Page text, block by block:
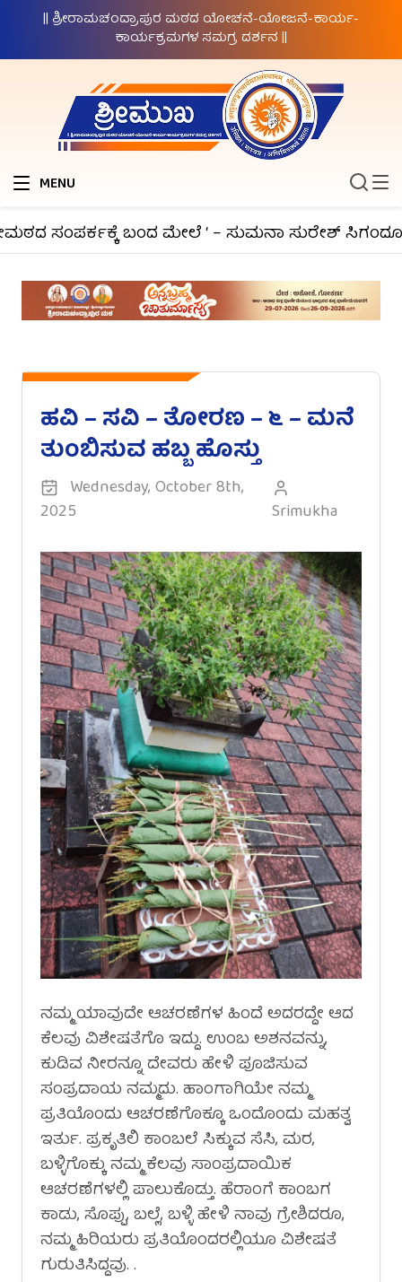
|| ಶ್ರೀರಾಮಚಂದ್ರಾಪುರ ಮಠದ ಯೋಚನೆ-ಯೋಜನೆ-ಕಾರ್ಯ-
ಕಾರ್ಯಕ್ರಮಗಳ ಸಮಗ್ರ ದರ್ಶನ ||
MENU
ಸಂಪರ್ಕಕ್ಕೆ ಬಂದ ಮೇಲೆ ‘ – ಸುಮನಾ ಸುರೇಶ್ ಸಿಗಂದೂರು
ಹವಿ – ಸವಿ – ತೋರಣ – ೬ – ಮನೆ
ತುಂಬಿಸುವ ಹಬ್ಬ ಹೊಸ್ತು
Wednesday, October 8th,
2025
Srimukha
ನಮ್ಮ ಯಾವುದೇ ಆಚರಣೆಗಳ ಹಿಂದೆ ಅದರದ್ದೇ ಆದ
ಕೆಲವು ವಿಶೇಷತೆಗೊ ಇದ್ದು. ಉಂಬ ಅಶನವನ್ನು,
ಕುಡಿವ ನೀರನ್ನೂ ದೇವರು ಹೇಳಿ ಪೂಜಿಸುವ
ಸಂಪ್ರದಾಯ ನಮ್ಮದು. ಹಾಂಗಾಗಿಯೇ ನಮ್ಮ
ಪ್ರತಿಯೊಂದು ಆಚರಣೆಗೊಕ್ಕೂ ಒಂದೊಂದು ಮಹತ್ವ
ಇರ್ತು. ಪ್ರಕೃತಿಲಿ ಕಾಂಬಲೆ ಸಿಕ್ಕುವ ಸೆಸಿ, ಮರ,
ಬಳ್ಳಿಗೊಕ್ಕು ನಮ್ಮ ಕೆಲವು ಸಾಂಪ್ರದಾಯಿಕ
ಆಚರಣೆಗಳಲ್ಲಿ ಪಾಲುಕೊಡ್ತು. ಹೆರಾಂಗೆ ಕಾಂಬಗ
ಕಾಡು, ಸೊಪ್ಪು, ಬಲ್ಲೆ, ಬಳ್ಳಿ ಹೇಳಿ ನಾವು ಗ್ರೇಶಿದರೂ,
ನಮ್ಮ ಹಿರಿಯರು ಪ್ರತಿಯೊಂದರಲ್ಲಿಯೂ ವಿಶೇಷತೆ
ಗುರುತಿಸಿದ್ದವು. .